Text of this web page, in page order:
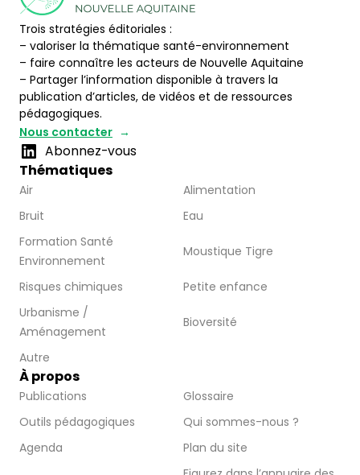
Trois stratégies éditoriales :
– valoriser la thématique santé-environnement
– faire connaître les acteurs de Nouvelle Aquitaine
– Partager l’information disponible à travers la
publication d’articles, de vidéos et de ressources
pédagogiques.
Nous contacter
Abonnez-vous
Thématiques
Air
Alimentation
Bruit
Eau
Formation Santé
Environnement
Moustique Tigre
Risques chimiques
Petite enfance
Urbanisme /
Aménagement
Bioversité
Autre
À propos
Publications
Glossaire
Outils pédagogiques
Qui sommes-nous ?
Agenda
Plan du site